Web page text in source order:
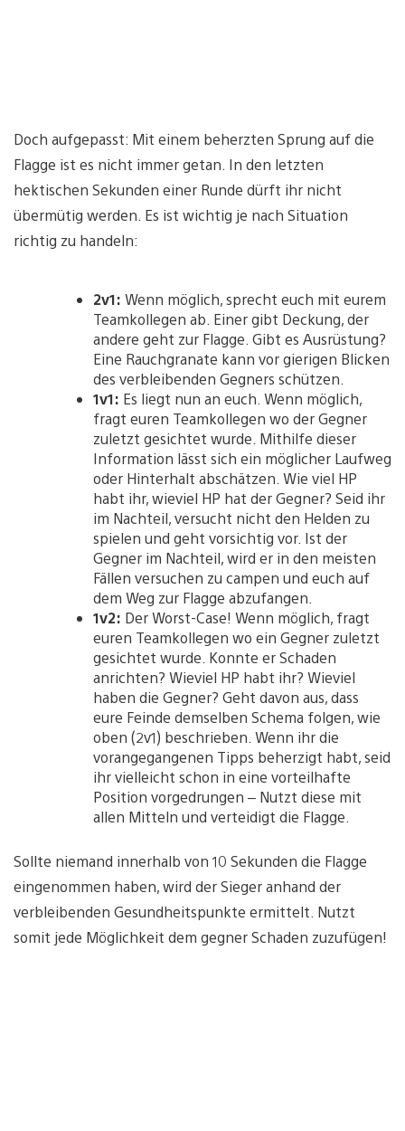
Doch aufgepasst: Mit einem beherzten Sprung auf die
Flagge ist es nicht immer getan. In den letzten
hektischen Sekunden einer Runde dürft ihr nicht
übermütig werden. Es ist wichtig je nach Situation
richtig zu handeln:
2v1: Wenn möglich, sprecht euch mit eurem
Teamkollegen ab. Einer gibt Deckung, der
andere geht zur Flagge. Gibt es Ausrüstung?
Eine Rauchgranate kann vor gierigen Blicken
des verbleibenden Gegners schützen.
1v1: Es liegt nun an euch. Wenn möglich,
fragt euren Teamkollegen wo der Gegner
zuletzt gesichtet wurde. Mithilfe dieser
Information lässt sich ein möglicher Laufweg
oder Hinterhalt abschätzen. Wie viel HP
habt ihr, wieviel HP hat der Gegner? Seid ihr
im Nachteil, versucht nicht den Helden zu
spielen und geht vorsichtig vor. Ist der
Gegner im Nachteil, wird er in den meisten
Fällen versuchen zu campen und euch auf
dem Weg zur Flagge abzufangen.
1v2: Der Worst-Case! Wenn möglich, fragt
euren Teamkollegen wo ein Gegner zuletzt
gesichtet wurde. Konnte er Schaden
anrichten? Wieviel HP habt ihr? Wieviel
haben die Gegner? Geht davon aus, dass
eure Feinde demselben Schema folgen, wie
oben (2v1) beschrieben. Wenn ihr die
vorangegangenen Tipps beherzigt habt, seid
ihr vielleicht schon in eine vorteilhafte
Position vorgedrungen – Nutzt diese mit
allen Mitteln und verteidigt die Flagge.
Sollte niemand innerhalb von 10 Sekunden die Flagge
eingenommen haben, wird der Sieger anhand der
verbleibenden Gesundheitspunkte ermittelt. Nutzt
somit jede Möglichkeit dem gegner Schaden zuzufügen!